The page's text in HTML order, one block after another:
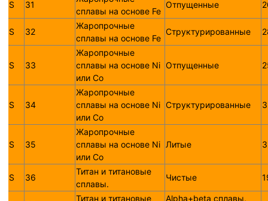
S 31
сплавы на основе Fe
Отпущенные
S 32
Жаропрочные
сплавы на основе Fe
Структурированные
S 33
Жаропрочные
сплавы на основе Ni
или Со
Отпущенные
S 34
Жаропрочные
сплавы на основе Ni
или Со
Структурированные
S 35
Жаропрочные
сплавы на основе Ni
или Со
Литые
S 36
Титан и титановые
сплавы.
Чистые
Титан и титановые
Alpha+beta сплавы,